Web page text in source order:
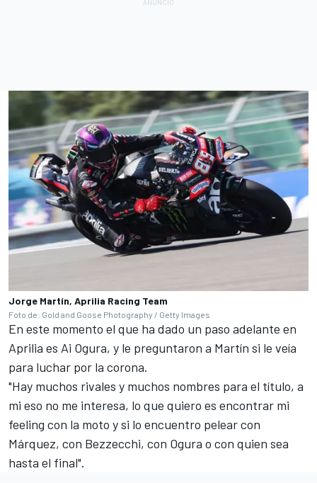
Jorge Martín, Aprilia Racing Team
Foto de: Gold and Goose Photography / Getty Images
En este momento el que ha dado un paso adelante en
Aprilia es Ai Ogura, y le preguntaron a Martín si le veía
para luchar por la corona.
"Hay muchos rivales y muchos nombres para el título, a
mi eso no me interesa, lo que quiero es encontrar mi
feeling con la moto y si lo encuentro pelear con
Márquez, con Bezzecchi, con Ogura o con quien sea
hasta el final".